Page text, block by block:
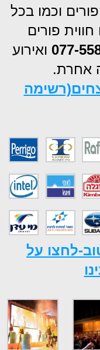
וכמו בכל
פורים
077- ואירוע
אחרת.
לחצו על